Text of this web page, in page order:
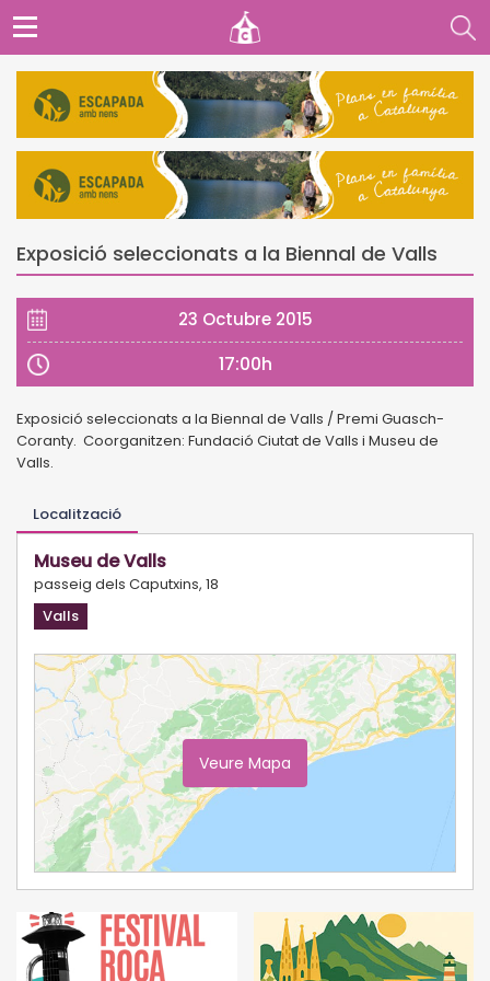
Exposició seleccionats a la Biennal de Valls
23 Octubre 2015
17:00h
Exposició seleccionats a la Biennal de Valls / Premi Guasch-
Coranty. Coorganitzen: Fundació Ciutat de Valls i Museu de
Valls.
Localització
Museu de Valls
passeig dels Caputxins, 18
Valls
Veure Mapa